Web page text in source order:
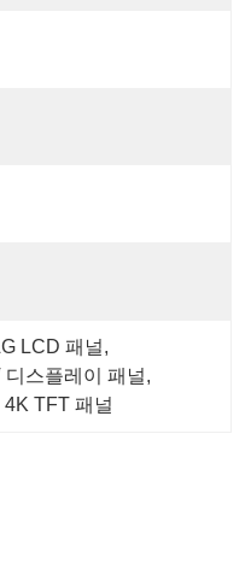
LCD 패널,
디스플레이 패널,
TFT 패널